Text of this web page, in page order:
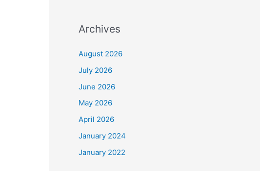
Archives
August 2026
July 2026
June 2026
May 2026
April 2026
January 2024
January 2022